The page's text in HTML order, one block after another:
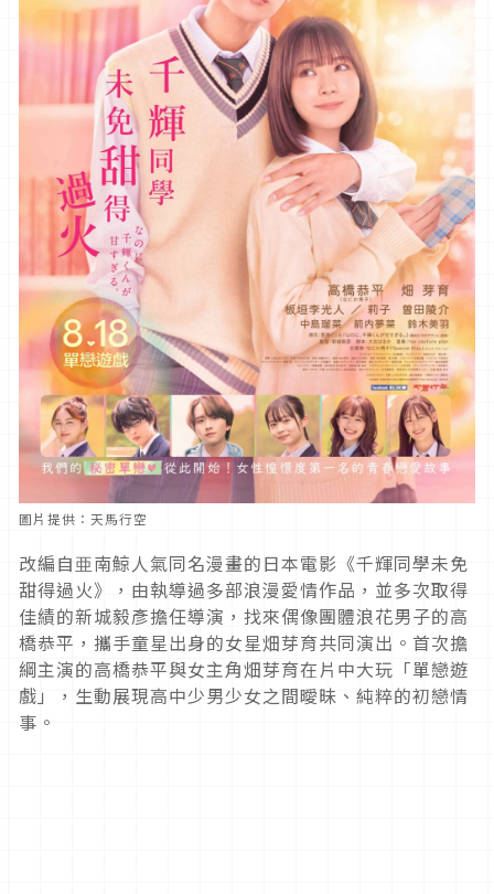
圖片提供：天馬行空
改編自亜南鯨人氣同名漫畫的日本電影《千輝同學未免
甜得過火》，由執導過多部浪漫愛情作品，並多次取得
佳績的新城毅彥擔任導演，找來偶像團體浪花男子的高
橋恭平，攜手童星出身的女星畑芽育共同演出。首次擔
綱主演的高橋恭平與女主角畑芽育在片中大玩「單戀遊
戲」，生動展現高中少男少女之間曖昧、純粹的初戀情
事。